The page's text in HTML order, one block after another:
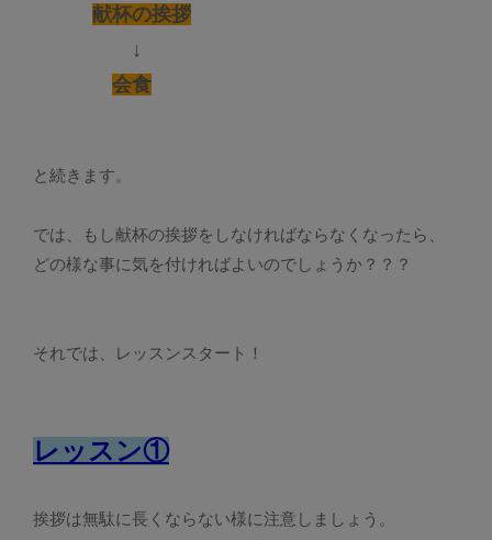
献杯の挨拶
↓
会食
と続きます。
では、もし献杯の挨拶をしなければならなくなったら、
どの様な事に気を付ければよいのでしょうか？？？
それでは、レッスンスタート！
レッスン①
挨拶は無駄に長くならない様に注意しましょう。